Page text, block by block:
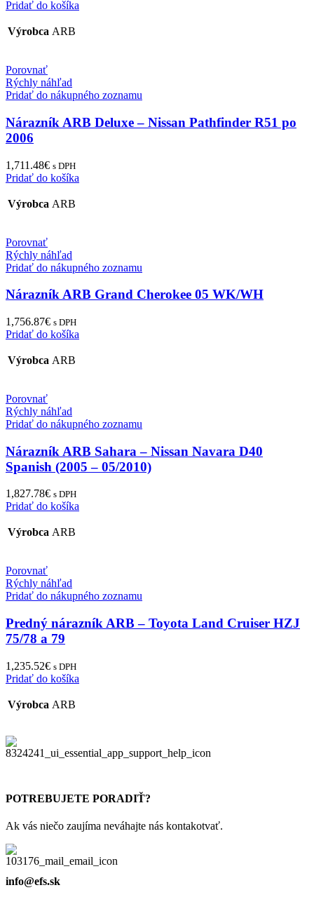
Pridať do košíka
Výrobca ARB
Porovnať
Rýchly náhľad
Pridať do nákupného zoznamu
Nárazník ARB Deluxe – Nissan Pathfinder R51 po
2006
1,711.48€ s DPH
Pridať do košíka
Výrobca ARB
Porovnať
Rýchly náhľad
Pridať do nákupného zoznamu
Nárazník ARB Grand Cherokee 05 WK/WH
1,756.87€ s DPH
Pridať do košíka
Výrobca ARB
Porovnať
Rýchly náhľad
Pridať do nákupného zoznamu
Nárazník ARB Sahara – Nissan Navara D40
Spanish (2005 – 05/2010)
1,827.78€ s DPH
Pridať do košíka
Výrobca ARB
Porovnať
Rýchly náhľad
Pridať do nákupného zoznamu
Predný nárazník ARB – Toyota Land Cruiser HZJ
75/78 a 79
1,235.52€ s DPH
Pridať do košíka
Výrobca ARB
POTREBUJETE PORADIŤ?
Ak vás niečo zaujíma neváhajte nás kontakotvať.
info@efs.sk